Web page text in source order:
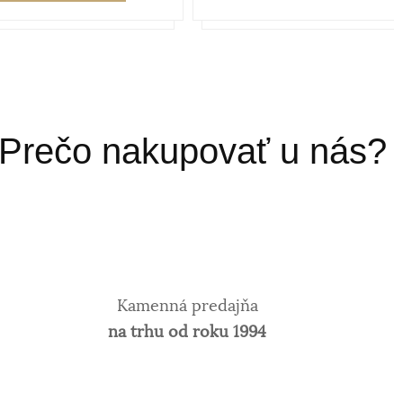
Prečo nakupovať u nás?
Kamenná predajňa
na trhu od roku 1994